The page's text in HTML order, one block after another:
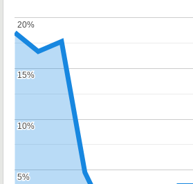
5%
5%
10%
10%
15%
15%
20%
20%